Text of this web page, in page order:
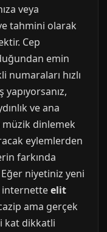
veya
tahmini olarak
Cep
emin
hızlı
ve ana
müzik dinlemek
eylemlerden
farkında
niyetiniz yeni
internetteelit
ama gerçek
kat dikkatli